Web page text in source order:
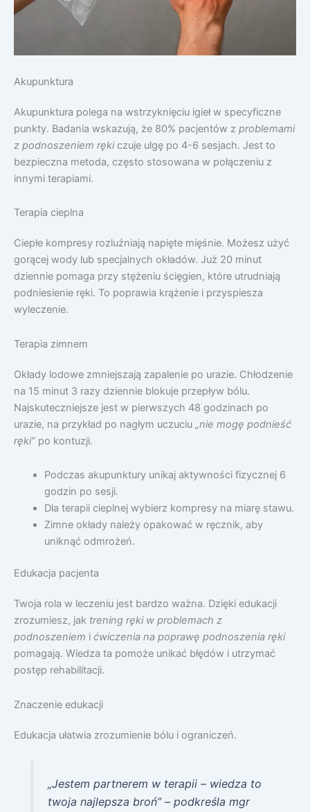
Akupunktura
Akupunktura polega na wstrzyknięciu igieł w specyficzne
punkty. Badania wskazują, że 80% pacjentów z problemami
z podnoszeniem rękiczuje ulgę po 4-6 sesjach. Jest to
bezpieczna metoda, często stosowana w połączeniu z
innymi terapiami.
Terapia cieplna
Ciepłe kompresy rozluźniają napięte mięśnie. Możesz użyć
gorącej wody lub specjalnych okładów. Już 20 minut
dziennie pomaga przy stężeniu ścięgien, które utrudniają
podniesienie ręki. To poprawia krążenie i przyspiesza
wyleczenie.
Terapia zimnem
Okłady lodowe zmniejszają zapalenie po urazie. Chłodzenie
na 15 minut 3 razy dziennie blokuje przepływ bólu.
Najskuteczniejsze jest w pierwszych 48 godzinach po
urazie, na przykład po nagłym uczuciu „nie mogę podnieść
ręki” po kontuzji.
Podczas akupunktury unikaj aktywności fizycznej 6
godzin po sesji.
Dla terapii cieplnej wybierz kompresy na miarę stawu.
Zimne okłady należy opakować w ręcznik, aby
uniknąć odmrożeń.
Edukacja pacjenta
Twoja rola w leczeniu jest bardzo ważna. Dzięki edukacji
zrozumiesz, jak trening ręki w problemach z
podnoszeniem i ćwiczenia na poprawę podnoszenia ręki
pomagają. Wiedza ta pomoże unikać błędów i utrzymać
postęp rehabilitacji.
Znaczenie edukacji
Edukacja ułatwia zrozumienie bólu i ograniczeń.
„Jestem partnerem w terapii – wiedza to
twoja najlepsza broń” – podkreśla mgr